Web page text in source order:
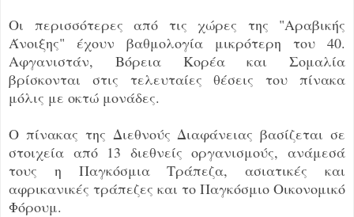
Οι περισσότερες από τις χώρες της "Αραβικής
Άνοιξης" έχουν βαθμολογία μικρότερη του 40.
Αφγανιστάν, Βόρεια Κορέα και Σομαλία
βρίσκονται στις τελευταίες θέσεις του πίνακα
μόλις με οκτώ μονάδες.
Ο πίνακας της Διεθνούς Διαφάνειας βασίζεται σε
στοιχεία από 13 διεθνείς οργανισμούς, ανάμεσά
τους η Παγκόσμια Τράπεζα, ασιατικές και
αφρικανικές τράπεζες και το Παγκόσμιο Οικονομικό
Φόρουμ.